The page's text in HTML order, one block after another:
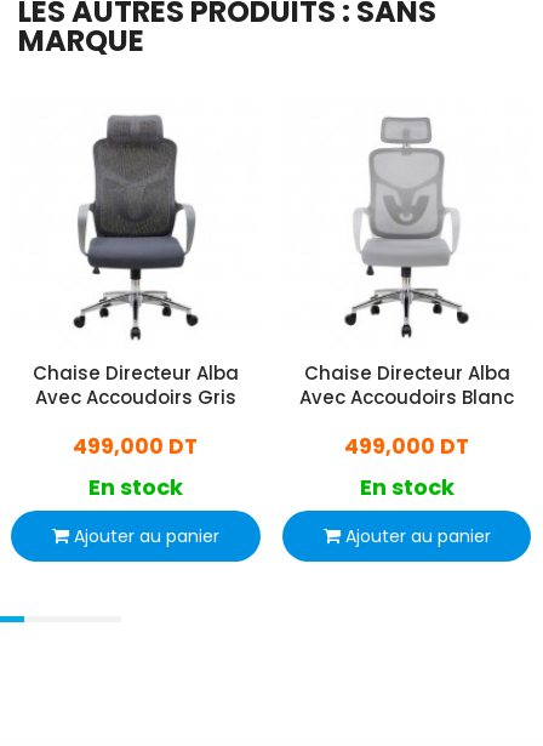
LES AUTRES PRODUITS : SANS
MARQUE
Chaise Directeur Alba
Avec Accoudoirs Gris
499,000 DT
En stock
Ajouter au panier
Chaise Directeur Alba
Avec Accoudoirs Blanc
499,000 DT
En stock
Ajouter au panier